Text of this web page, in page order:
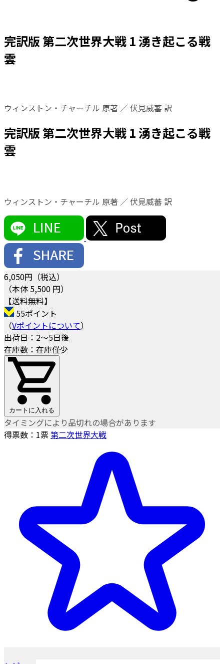
完訳版 第二次世界大戦 1 湧き起こる戦
雲
ウィンストン・チャーチル 原著 ／ 伏見威蕃 訳
完訳版 第二次世界大戦 1 湧き起こる戦
雲
ウィンストン・チャーチル 原著 ／ 伏見威蕃 訳
6,050円（税込）
（本体 5,500 円）
【送料無料】
55ポイント
（Vポイントについて）
出荷日：2～5日後
在庫数：在庫僅少
カートに入れる
タイミングにより品切れの場合があります
得票数： 1票第二次世界大戦